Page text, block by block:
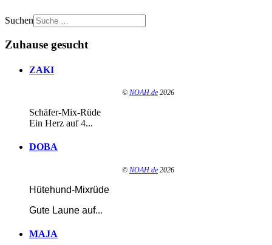
Suchen
Zuhause gesucht
ZAKI
© NOAH.de 2026
Schäfer-Mix-Rüde
Ein Herz auf 4...
DOBA
© NOAH.de 2026
Hütehund-Mixrüde
Gute Laune auf...
MAJA